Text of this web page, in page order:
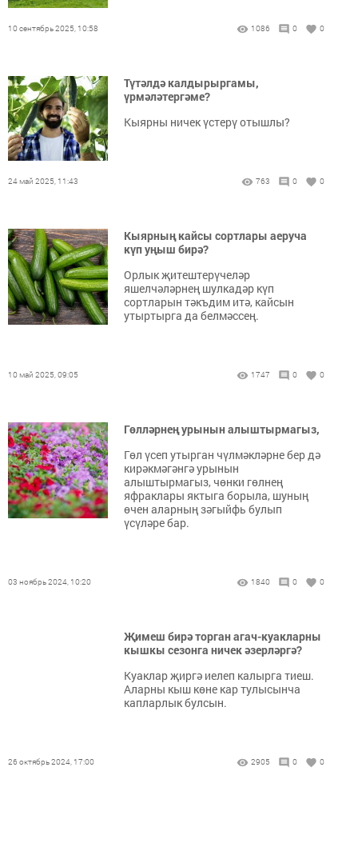
10 сентябрь 2025, 10:58 1086 0 0
Түтәлдә калдырыргамы,
үрмәләтергәме?
Кыярны ничек үстерү отышлы?
24 май 2025, 11:43 763 0 0
Кыярның кайсы сортлары аеруча
күп уңыш бирә?
Орлык җитештерүчеләр
яшелчәләрнең шулкадәр күп
сортларын тәкъдим итә, кайсын
утыртырга да белмәссең.
10 май 2025, 09:05 1747 0 0
Гөлләрнең урынын алыштырмагыз,
Гөл үсеп утырган чүлмәкләрне бер дә
кирәкмәгәнгә урынын
алыштырмагыз, чөнки гөлнең
яфраклары яктыга борыла, шуның
өчен аларның зәгыйфь булып
үсүләре бар.
03 ноябрь 2024, 10:20 1840 0 0
Җимеш бирә торган агач-куакларны
кышкы сезонга ничек әзерләргә?
Куаклар җиргә иелеп калырга тиеш.
Аларны кыш көне кар тулысынча
капларлык булсын.
26 октябрь 2024, 17:00 2905 0 0